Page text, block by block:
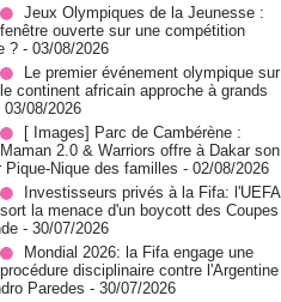
Jeux Olympiques de la Jeunesse :
fenêtre ouverte sur une compétition
? - 03/08/2026
Le premier événement olympique sur
le continent africain approche à grands
03/08/2026
[ Images] Parc de Cambérène :
Maman 2.0 & Warriors offre à Dakar son
Pique-Nique des familles - 02/08/2026
Investisseurs privés à la Fifa: l'UEFA
sort la menace d'un boycott des Coupes
- 30/07/2026
Mondial 2026: la Fifa engage une
procédure disciplinaire contre l'Argentine
Paredes - 30/07/2026